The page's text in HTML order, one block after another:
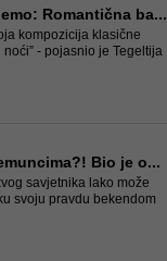
Romantična ba...
kompozicija klasične
- pojasnio je Tegeltija
Bio je o...
savjetnika lako može
svoju pravdu bekendom